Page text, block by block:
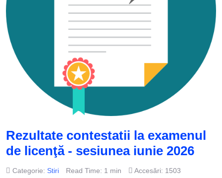
Rezultate contestatii la examenul
de licenţă - sesiunea iunie 2026
Categorie: Stiri Read Time: 1 min Accesări: 1503